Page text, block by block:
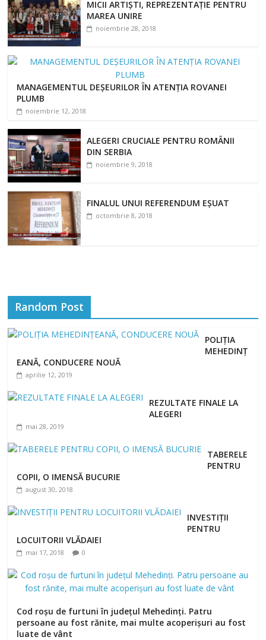
MICII ARTIȘTI, REPREZENTAȚIE PENTRU
MAREA UNIRE
noiembrie 28, 2018
MANAGEMENTUL DEȘEURILOR ÎN ATENȚIA ROVANEI
PLUMB
noiembrie 12, 2018
ALEGERI CRUCIALE PENTRU ROMÂNII
DIN SERBIA
noiembrie 9, 2018
FINALUL UNUI REFERENDUM EȘUAT
octombrie 8, 2018
Random Post
POLIȚIA
MEHEDINȚ
EANĂ, CONDUCERE NOUĂ
aprilie 12, 2019
REZULTATE FINALE LA
ALEGERI
mai 28, 2019
TABERELE
PENTRU
COPII, O IMENSĂ BUCURIE
august 30, 2018
INVESTIȚII
PENTRU
LOCUITORII VLĂDAIEI
mai 17, 2018 0
Cod roşu de furtuni în județul Mehedinți. Patru
persoane au fost rănite, mai multe acoperişuri au fost
luate de vânt